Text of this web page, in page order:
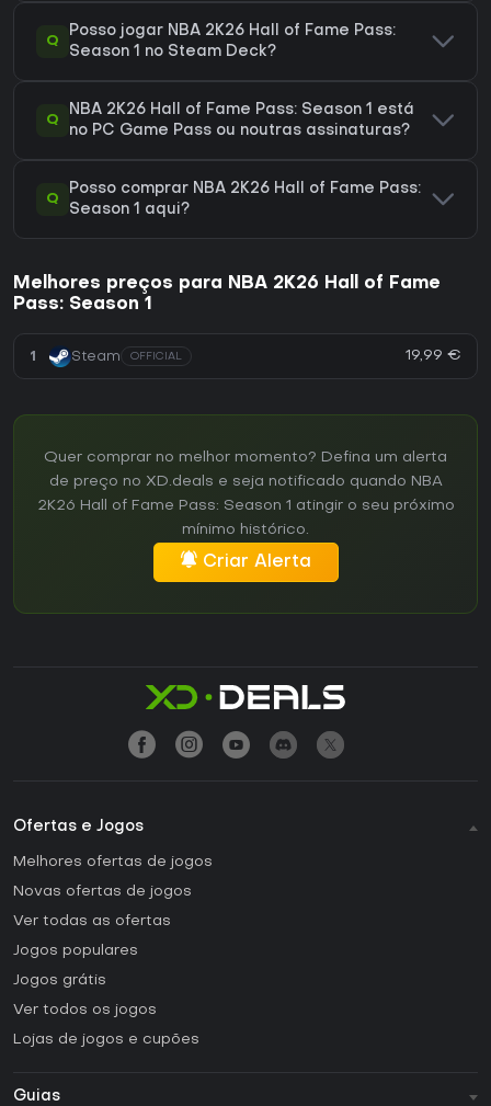
Q
Posso jogar NBA 2K26 Hall of Fame Pass:
Season 1 no Steam Deck?
Q
NBA 2K26 Hall of Fame Pass: Season 1 está
no PC Game Pass ou noutras assinaturas?
Q
Posso comprar NBA 2K26 Hall of Fame Pass:
Season 1 aqui?
Melhores preços para NBA 2K26 Hall of Fame
Pass: Season 1
1 Steam OFFICIAL 19,99 €
Quer comprar no melhor momento? Defina um alerta
de preço no XD.deals e seja notificado quando NBA
2K26 Hall of Fame Pass: Season 1 atingir o seu próximo
mínimo histórico.
Criar Alerta
Ofertas e Jogos
Melhores ofertas de jogos
Novas ofertas de jogos
Ver todas as ofertas
Jogos populares
Jogos grátis
Ver todos os jogos
Lojas de jogos e cupões
Guias